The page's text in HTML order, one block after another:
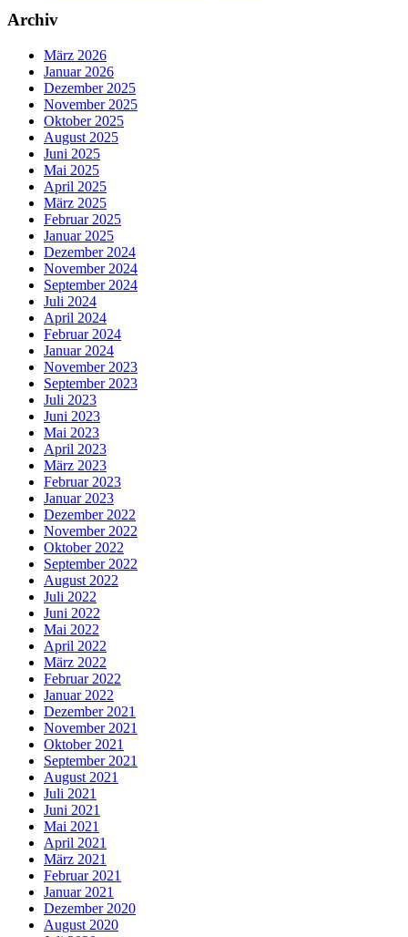
Archiv
März 2026
Januar 2026
Dezember 2025
November 2025
Oktober 2025
August 2025
Juni 2025
Mai 2025
April 2025
März 2025
Februar 2025
Januar 2025
Dezember 2024
November 2024
September 2024
Juli 2024
April 2024
Februar 2024
Januar 2024
November 2023
September 2023
Juli 2023
Juni 2023
Mai 2023
April 2023
März 2023
Februar 2023
Januar 2023
Dezember 2022
November 2022
Oktober 2022
September 2022
August 2022
Juli 2022
Juni 2022
Mai 2022
April 2022
März 2022
Februar 2022
Januar 2022
Dezember 2021
November 2021
Oktober 2021
September 2021
August 2021
Juli 2021
Juni 2021
Mai 2021
April 2021
März 2021
Februar 2021
Januar 2021
Dezember 2020
August 2020